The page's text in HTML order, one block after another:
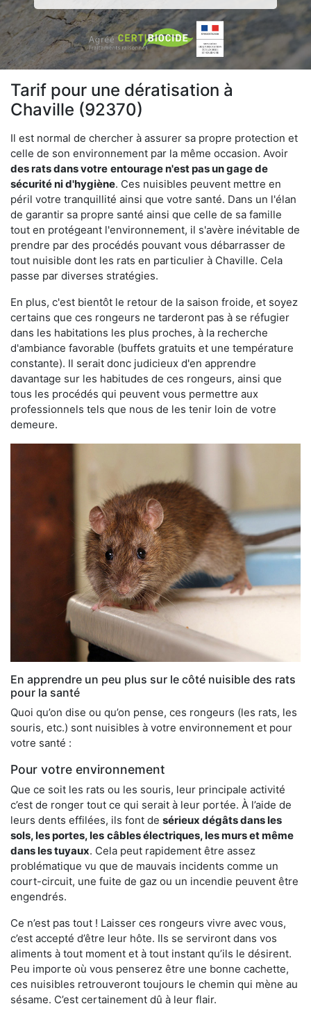
Tarif pour une dératisation à
Chaville (92370)
Il est normal de chercher à assurer sa propre protection et
celle de son environnement par la même occasion. Avoir
des rats dans votre entourage n'est pas un gage de
sécurité ni d'hygiène. Ces nuisibles peuvent mettre en
péril votre tranquillité ainsi que votre santé. Dans un l'élan
de garantir sa propre santé ainsi que celle de sa famille
tout en protégeant l'environnement, il s'avère inévitable de
prendre par des procédés pouvant vous débarrasser de
tout nuisible dont les rats en particulier à Chaville. Cela
passe par diverses stratégies.
En plus, c'est bientôt le retour de la saison froide, et soyez
certains que ces rongeurs ne tarderont pas à se réfugier
dans les habitations les plus proches, à la recherche
d'ambiance favorable (buffets gratuits et une température
constante). Il serait donc judicieux d'en apprendre
davantage sur les habitudes de ces rongeurs, ainsi que
tous les procédés qui peuvent vous permettre aux
professionnels tels que nous de les tenir loin de votre
demeure.
En apprendre un peu plus sur le côté nuisible des rats
pour la santé
Quoi qu’on dise ou qu’on pense, ces rongeurs (les rats, les
souris, etc.) sont nuisibles à votre environnement et pour
votre santé :
Pour votre environnement
Que ce soit les rats ou les souris, leur principale activité
c’est de ronger tout ce qui serait à leur portée. À l’aide de
leurs dents effilées, ils font de sérieux dégâts dans les
sols, les portes, les câbles électriques, les murs et même
dans les tuyaux. Cela peut rapidement être assez
problématique vu que de mauvais incidents comme un
court-circuit, une fuite de gaz ou un incendie peuvent être
engendrés.
Ce n’est pas tout ! Laisser ces rongeurs vivre avec vous,
c’est accepté d’être leur hôte. Ils se serviront dans vos
aliments à tout moment et à tout instant qu’ils le désirent.
Peu importe où vous penserez être une bonne cachette,
ces nuisibles retrouveront toujours le chemin qui mène au
sésame. C’est certainement dû à leur flair.